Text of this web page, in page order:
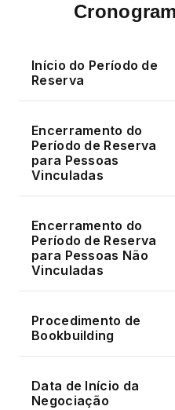
Início do Período de
Reserva
Encerramento do
Período de Reserva
para Pessoas
Vinculadas
Encerramento do
Período de Reserva
para Pessoas Não
Vinculadas
Procedimento de
Bookbuilding
Data de Início da
Negociação